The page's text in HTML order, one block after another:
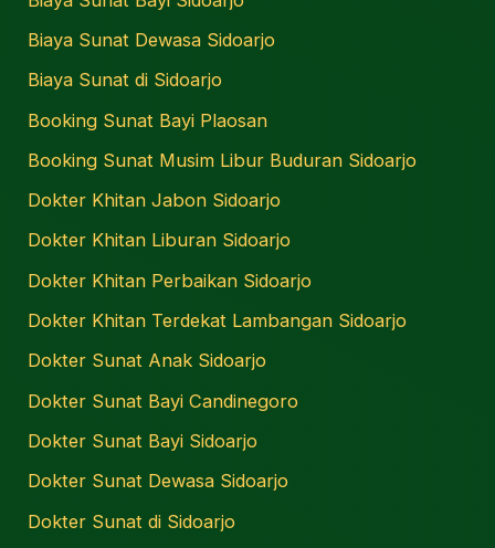
Biaya Sunat Dewasa Sidoarjo
Biaya Sunat di Sidoarjo
Booking Sunat Bayi Plaosan
Booking Sunat Musim Libur Buduran Sidoarjo
Dokter Khitan Jabon Sidoarjo
Dokter Khitan Liburan Sidoarjo
Dokter Khitan Perbaikan Sidoarjo
Dokter Khitan Terdekat Lambangan Sidoarjo
Dokter Sunat Anak Sidoarjo
Dokter Sunat Bayi Candinegoro
Dokter Sunat Bayi Sidoarjo
Dokter Sunat Dewasa Sidoarjo
Dokter Sunat di Sidoarjo